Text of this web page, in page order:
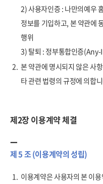
2) 사용자인증 : 나만의예우
정보를 기입하고, 본 약관에
행위
3) 탈퇴 : 정부통합인증(Any-
2. 본 약관에 명시되지 않은 사
타 관련 법령의 규정에 의합
제2장 이용계약 체결
제 5 조 (이용계약의 성립)
1. 이용계약은 사용자의 본 이